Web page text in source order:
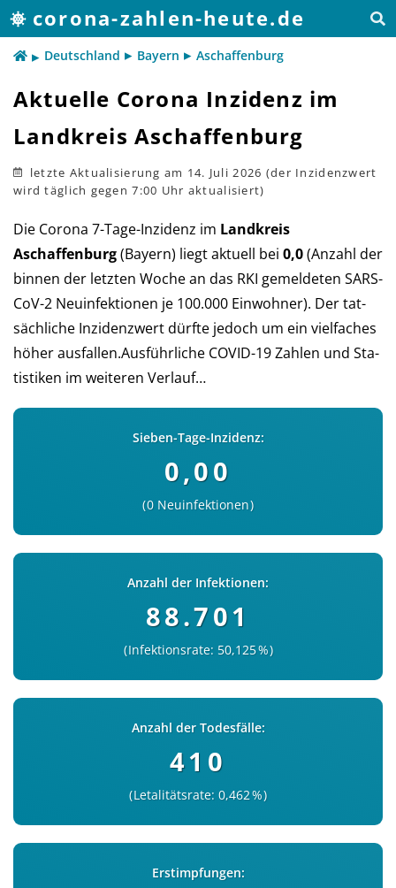
corona-zahlen-heute.de
Deutschland Bayern Aschaffenburg
Aktuelle Corona Inzidenz im
Landkreis Aschaffenburg
letzte Aktualisierung am 14. Juli 2026
Die Corona 7-Tage-Inzidenz im Landkreis
Aschaffenburg(Bay­ern) liegt aktu­ell bei 0,0(An­zahl der
bin­nen der letz­ten Woche an das RKI ge­mel­deten SARS-
CoV-2 Neu­in­fek­tio­nen je 100.000 Ein­woh­ner). Der tat­
säch­liche In­zi­denz­wert dürf­te je­doch um ein viel­faches
höher aus­fal­len.Aus­führ­liche COVID-19 Zah­len und Sta­
tis­ti­ken im wei­teren Verlauf…
Sieben-Tage-Inzidenz:
0,00
0 Neuinfektionen
Anzahl der Infektionen:
88.701
Infektionsrate: 50,125 %
Anzahl der Todesfälle:
410
Letalitätsrate: 0,462 %
Erstimpfungen: